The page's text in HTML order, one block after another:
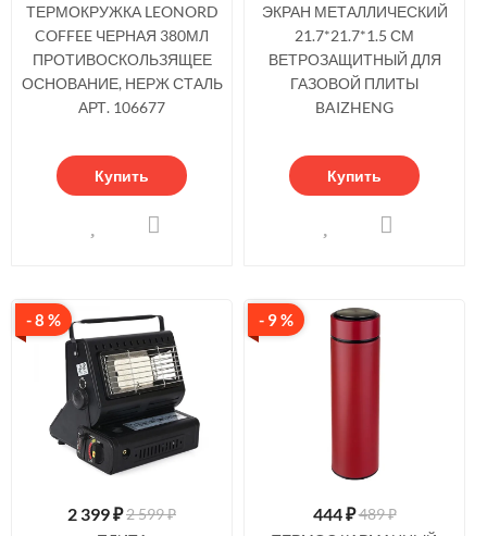
ТЕРМОКРУЖКА LEONORD
COFFEE ЧЕРНАЯ 380МЛ
ПРОТИВОСКОЛЬЗЯЩЕЕ
ОСНОВАНИЕ, НЕРЖ СТАЛЬ
АРТ. 106677
Купить
ЭКРАН МЕТАЛЛИЧЕСКИЙ
21.7*21.7*1.5 СМ
ВЕТРОЗАЩИТНЫЙ ДЛЯ
ГАЗОВОЙ ПЛИТЫ
BAIZHENG
Купить
- 8 %
2 399₽2 599 ₽
- 9 %
444₽489 ₽